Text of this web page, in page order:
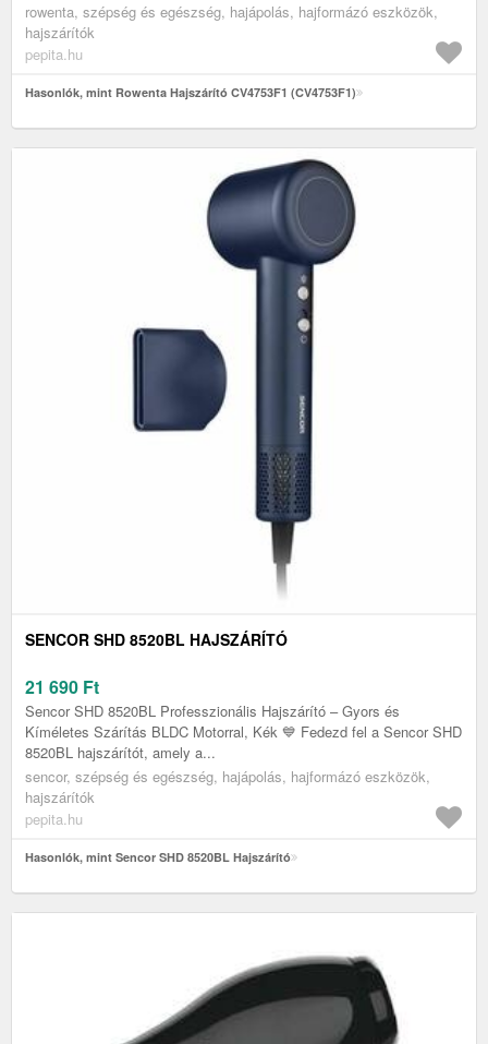
rowenta, szépség és egészség, hajápolás, hajformázó eszközök,
hajszárítók
pepita.hu
Hasonlók, mint Rowenta Hajszárító CV4753F1 (CV4753F1)
SENCOR SHD 8520BL HAJSZÁRÍTÓ
21 690 Ft
Sencor SHD 8520BL Professzionális Hajszárító – Gyors és
Kíméletes Szárítás BLDC Motorral, Kék 💙 Fedezd fel a Sencor SHD
8520BL hajszárítót, amely a...
sencor, szépség és egészség, hajápolás, hajformázó eszközök,
hajszárítók
pepita.hu
Hasonlók, mint Sencor SHD 8520BL Hajszárító